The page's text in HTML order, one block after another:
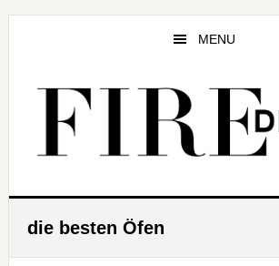
MENU
die besten Öfen